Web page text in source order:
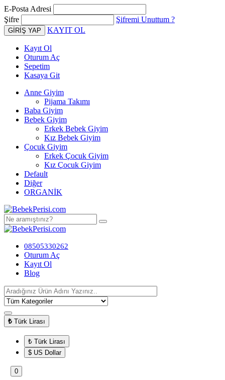
E-Posta Adresi
Şifre
Şifremi Unuttum ?
KAYIT OL
Kayıt Ol
Oturum Aç
Sepetim
Kasaya Git
Anne Giyim
Pijama Takımı
Baba Giyim
Bebek Giyim
Erkek Bebek Giyim
Kız Bebek Giyim
Çocuk Giyim
Erkek Çocuk Giyim
Kız Çocuk Giyim
Default
Diğer
ORGANİK
08505330262
Oturum Aç
Kayıt Ol
Blog
₺ Türk Lirası
₺ Türk Lirası
$ US Dollar
0